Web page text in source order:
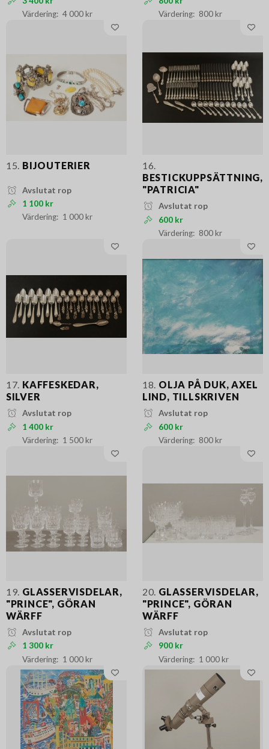
4 000 kr
800 kr
15. BIJOUTERIER
Avslutat rop
1 100 kr
1 000 kr
16.
BESTICKUPPSÄTTNING,
"PATRICIA"
Avslutat rop
600 kr
800 kr
17. KAFFESKEDAR,
SILVER
Avslutat rop
1 400 kr
1 500 kr
18. OLJA PÅ DUK, AXEL
LIND, TILLSKRIVEN
Avslutat rop
600 kr
800 kr
19. GLASSERVISDELAR,
"PRINCE", GÖRAN
WÄRFF
Avslutat rop
1 300 kr
1 000 kr
20. GLASSERVISDELAR,
"PRINCE", GÖRAN
WÄRFF
Avslutat rop
900 kr
1 000 kr